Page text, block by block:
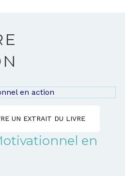
UN EXTRAIT DU LIVRE
en